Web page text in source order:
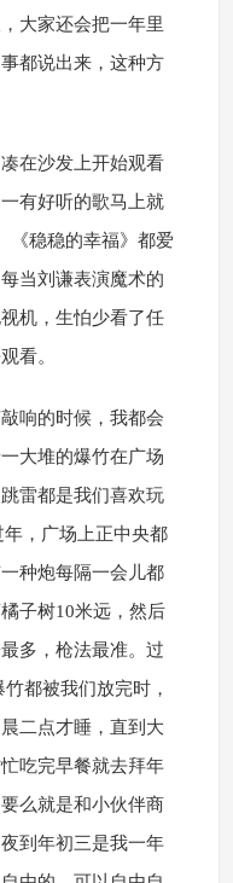
大家还会把一年里
都说出来，这种方
在沙发上开始观看
有好听的歌马上就
《稳稳的幸福》都爱
当刘谦表演魔术的
机，生怕少看了任
看。
响的时候，我都会
大堆的爆竹在广场
雷都是我们喜欢玩
，广场上正中央都
种炮每隔一会儿都
子树10米远，然后
多，枪法最准。过
都被我们放完时，
二点才睡，直到大
吃完早餐就去拜年
么就是和小伙伴商
到年初三是我一年